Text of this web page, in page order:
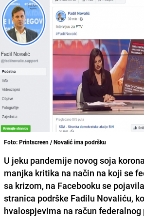
Foto: Printscreen / Novalić ima podršku
U jeku pandemije novog soja
manjka kritika na način na koji se
sa krizom, na Facebooku se
stranica podrške Fadilu Novaliću,
hvalospjevima na račun